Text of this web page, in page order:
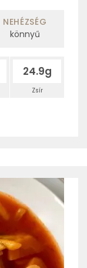
NEHÉZSÉG
könnyű
24.9g
Zsír